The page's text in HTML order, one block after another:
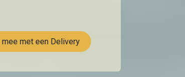
mee met een Delivery